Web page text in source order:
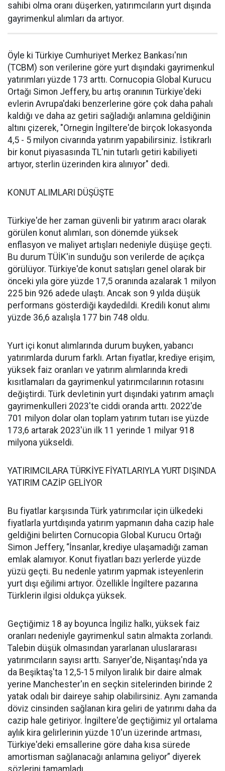
sahibi olma oranı düşerken, yatırımcıların yurt dışında
gayrimenkul alımları da artıyor.
Öyle ki Türkiye Cumhuriyet Merkez Bankası'nın
(TCBM) son verilerine göre yurt dışındaki gayrimenkul
yatırımları yüzde 173 arttı. Cornucopia Global Kurucu
Ortağı Simon Jeffery, bu artış oranının Türkiye'deki
evlerin Avrupa'daki benzerlerine göre çok daha pahalı
kaldığı ve daha az getiri sağladığı anlamına geldiğinin
altını çizerek, "Ornegin İngiltere'de birçok lokasyonda
4,5 - 5 milyon civarında yatırım yapabilirsiniz. İstikrarlı
bir konut piyasasında TL'nin tutarlı getiri kabiliyeti
artıyor, sterlin üzerinden kira alınıyor" dedi.
KONUT ALIMLARI DÜŞÜŞTE
Türkiye'de her zaman güvenli bir yatırım aracı olarak
görülen konut alımları, son dönemde yüksek
enflasyon ve maliyet artışları nedeniyle düşüşe geçti.
Bu durum TÜİK'in sunduğu son verilerde de açıkça
görülüyor. Türkiye'de konut satışları genel olarak bir
önceki yıla göre yüzde 17,5 oranında azalarak 1 milyon
225 bin 926 adede ulaştı. Ancak son 9 yılda düşük
performans gösterdiği kaydedildi. Kredili konut alımı
yüzde 36,6 azalışla 177 bin 748 oldu.
Yurt içi konut alımlarında durum buyken, yabancı
yatırımlarda durum farklı. Artan fiyatlar, krediye erişim,
yüksek faiz oranları ve yatırım alımlarında kredi
kısıtlamaları da gayrimenkul yatırımcılarının rotasını
değiştirdi. Türk devletinin yurt dışındaki yatırım amaçlı
gayrimenkulleri 2023'te ciddi oranda arttı. 2022'de
701 milyon dolar olan toplam yatırım tutarı ise yüzde
173,6 artarak 2023'ün ilk 11 yerinde 1 milyar 918
milyona yükseldi.
YATIRIMCILARA TÜRKİYE FİYATLARIYLA YURT DIŞINDA
YATIRIM CAZİP GELİYOR
Bu fiyatlar karşısında Türk yatırımcılar için ülkedeki
fiyatlarla yurtdışında yatırım yapmanın daha cazip hale
geldiğini belirten Cornucopia Global Kurucu Ortağı
Simon Jeffery, “İnsanlar, krediye ulaşamadığı zaman
emlak alamıyor. Konut fiyatları bazı yerlerde yüzde
yüzü geçti. Bu nedenle yatırım yapmak isteyenlerin
yurt dışı eğilimi artıyor. Özellikle İngiltere pazarına
Türklerin ilgisi oldukça yüksek.
Geçtiğimiz 18 ay boyunca İngiliz halkı, yüksek faiz
oranları nedeniyle gayrimenkul satın almakta zorlandı.
Talebin düşük olmasından yararlanan uluslararası
yatırımcıların sayısı arttı. Sarıyer'de, Nişantaşı'nda ya
da Beşiktaş'ta 12,5-15 milyon liralık bir daire almak
yerine Manchester'ın en seçkin sitelerinden birinde 2
yatak odalı bir daireye sahip olabilirsiniz. Aynı zamanda
döviz cinsinden sağlanan kira geliri de yatırımı daha da
cazip hale getiriyor. İngiltere'de geçtiğimiz yıl ortalama
aylık kira gelirlerinin yüzde 10'un üzerinde artması,
Türkiye'deki emsallerine göre daha kısa sürede
amortisman sağlanacağı anlamına geliyor” diyerek
sözlerini tamamladı.